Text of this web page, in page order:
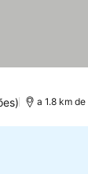
a 1.8 km